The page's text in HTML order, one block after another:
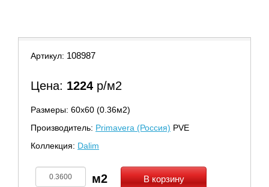
Артикул: 108987
Цена: 1224 р/м2
Размеры: 60х60 (0.36м2)
Производитель: Primavera (Россия) PVE
Коллекция: Dalim
В корзину